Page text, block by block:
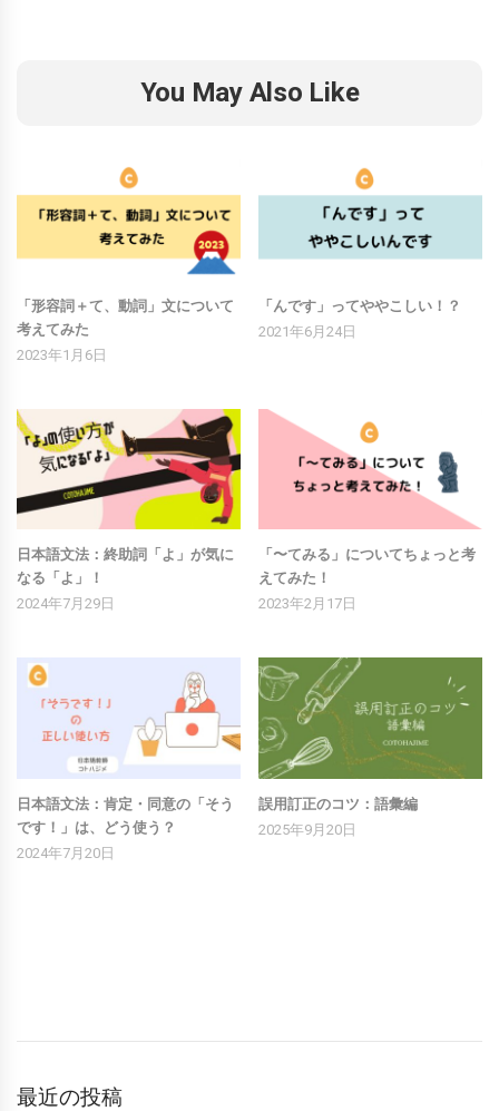
You May Also Like
「形容詞＋て、動詞」文について
考えてみた
2023年1月6日
「んです」ってややこしい！？
2021年6月24日
日本語文法：終助詞「よ」が気に
なる「よ」！
2024年7月29日
「〜てみる」についてちょっと考
えてみた！
2023年2月17日
日本語文法：肯定・同意の「そう
です！」は、どう使う？
2024年7月20日
誤用訂正のコツ：語彙編
2025年9月20日
最近の投稿